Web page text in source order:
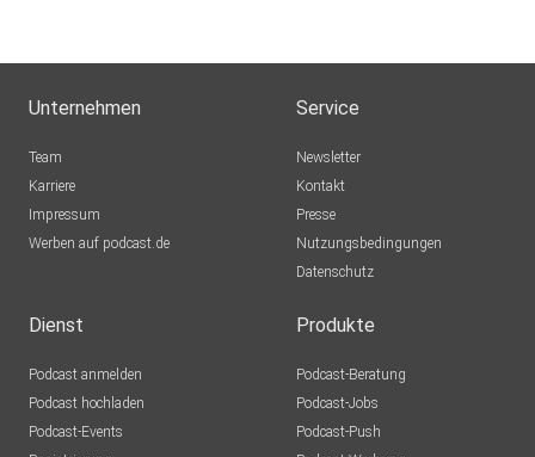
Unternehmen
Team
Karriere
Impressum
Werben auf podcast.de
Service
Newsletter
Kontakt
Presse
Nutzungsbedingungen
Datenschutz
Dienst
Podcast anmelden
Podcast hochladen
Podcast-Events
Produkte
Podcast-Beratung
Podcast-Jobs
Podcast-Push